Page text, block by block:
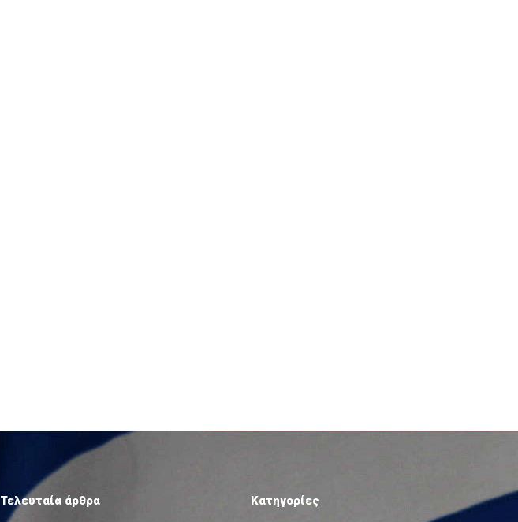
Τελευταία άρθρα Κατηγορίες